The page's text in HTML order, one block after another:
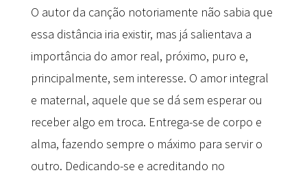
O autor da canção notoriamente não sabia que
essa distância iria existir, mas já salientava a
importância do amor real, próximo, puro e,
principalmente, sem interesse. O amor integral
e maternal, aquele que se dá sem esperar ou
receber algo em troca. Entrega-se de corpo e
alma, fazendo sempre o máximo para servir o
outro. Dedicando-se e acreditando no